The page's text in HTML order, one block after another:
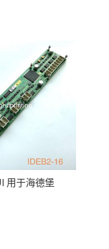
用于海德堡